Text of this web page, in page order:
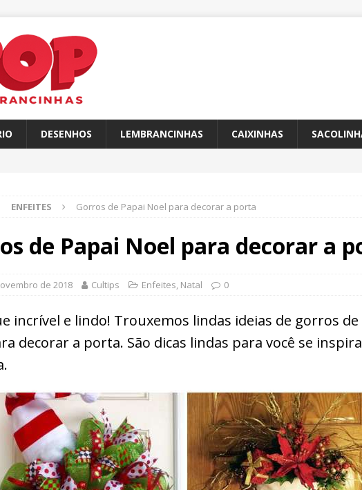
DESENHOS LEMBRANCINHAS CAIXINHAS
ENFEITES Gorros de Papai Noel para decorar a porta
de Papai Noel para decorar a
de 2018 Cultips Enfeites, Natal 0
incrível e lindo! Trouxemos lindas ideias de gorros de
decorar a porta. São dicas lindas para você se